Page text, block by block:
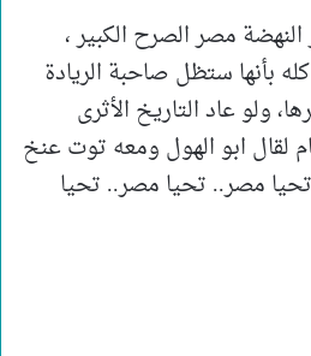
مصر الصرح الكبير ،
بأنها ستظل صاحبة الريادة
ولو عاد التاريخ الأثرى
لقال ابو الهول ومعه توت عنخ
مصر.. تحيا مصر.. تحيا